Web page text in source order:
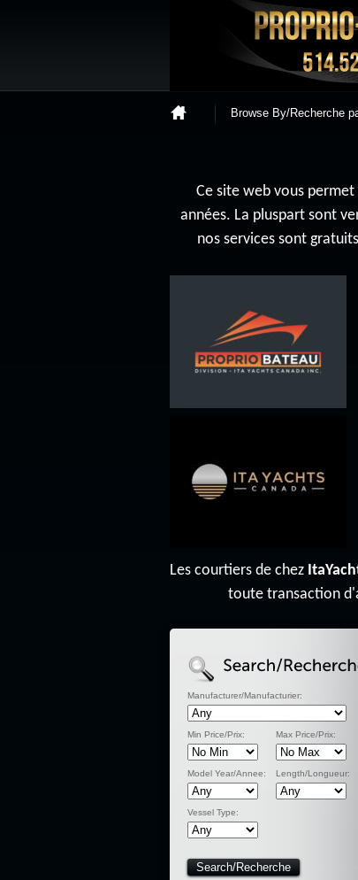
Browse By/Recherche
Ce site web vous
années. La pluspart sont
nos services sont
Les courtiers de chez
toute transaction
Manufacturer/Manufacturier:
Min Price/Prix: Max Price/Prix:
Model Year/Annee: Length/Longueur:
Vessel Type: